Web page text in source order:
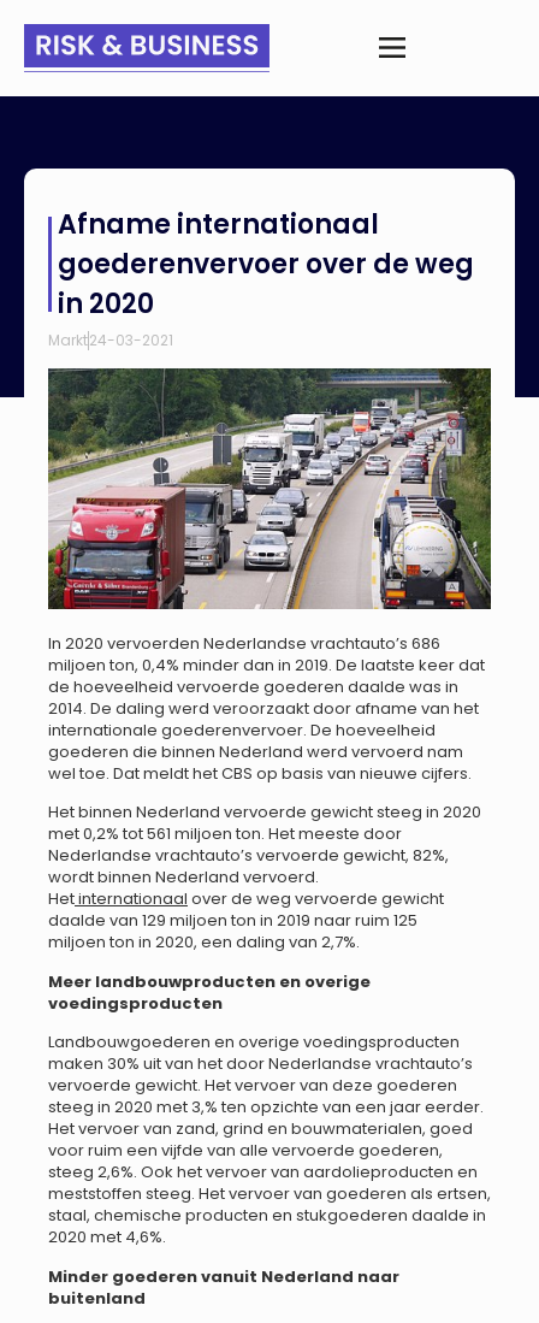
over de weg in 2020
Afname internationaal
goederenvervoer over de weg
in 2020
Markt24-03-2021
In 2020 vervoerden Nederlandse vrachtauto’s 686
miljoen ton, 0,4% minder dan in 2019. De laatste keer dat
de hoeveelheid vervoerde goederen daalde was in
2014. De daling werd veroorzaakt door afname van het
internationale goederenvervoer. De hoeveelheid
goederen die binnen Nederland werd vervoerd nam
wel toe. Dat meldt het CBS op basis van nieuwe cijfers.
Het binnen Nederland vervoerde gewicht steeg in 2020
met 0,2% tot 561 miljoen ton. Het meeste door
Nederlandse vrachtauto’s vervoerde gewicht, 82%,
wordt binnen Nederland vervoerd.
Hetinternationaal over de weg vervoerde gewicht
daalde van 129 miljoen ton in 2019 naar ruim 125
miljoen ton in 2020, een daling van 2,7%.
Meer landbouwproducten en overige
voedingsproducten
Landbouwgoederen en overige voedingsproducten
maken 30% uit van het door Nederlandse vrachtauto’s
vervoerde gewicht. Het vervoer van deze goederen
steeg in 2020 met 3,% ten opzichte van een jaar eerder.
Het vervoer van zand, grind en bouwmaterialen, goed
voor ruim een vijfde van alle vervoerde goederen,
steeg 2,6%. Ook het vervoer van aardolieproducten en
meststoffen steeg. Het vervoer van goederen als ertsen,
staal, chemische producten en stukgoederen daalde in
2020 met 4,6%.
Minder goederen vanuit Nederland naar
buitenland